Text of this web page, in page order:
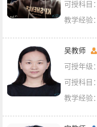
可授科目：
教学经验：
吴教师
可授年级：
可授科目：
教学经验：